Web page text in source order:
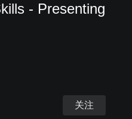
- Presenting
关注